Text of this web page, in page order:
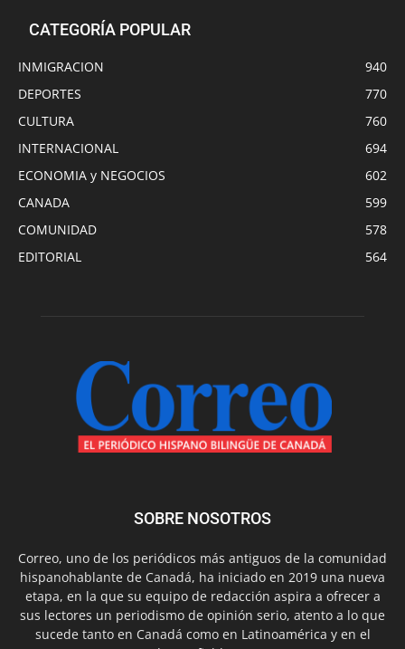
CATEGORÍA POPULAR
INMIGRACION
940
DEPORTES
770
CULTURA
760
INTERNACIONAL
694
ECONOMIA y NEGOCIOS
602
CANADA
599
COMUNIDAD
578
EDITORIAL
564
SOBRE NOSOTROS
Correo, uno de los periódicos más antiguos de la comunidad
hispanohablante de Canadá, ha iniciado en 2019 una nueva
etapa, en la que su equipo de redacción aspira a ofrecer a
sus lectores un periodismo de opinión serio, atento a lo que
sucede tanto en Canadá como en Latinoamérica y en el